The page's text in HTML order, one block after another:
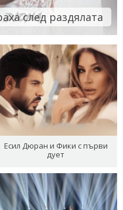
след раздялата
Есил Дюран и Фики с първи
дует